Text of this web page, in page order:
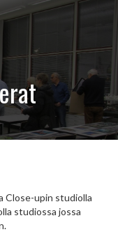
Close-upin studiolla
studiossa jossa